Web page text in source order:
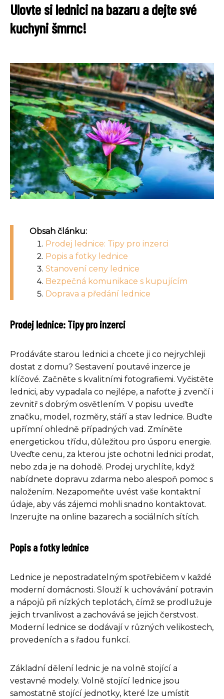
Ulovte si lednici na bazaru a dejte své
kuchyni šmrnc!
Obsah článku:
Prodej lednice: Tipy pro inzerci
Popis a fotky lednice
Stanovení ceny lednice
Bezpečná komunikace s kupujícím
Doprava a předání lednice
Prodej lednice: Tipy pro inzerci
Prodáváte starou lednici a chcete ji co nejrychleji
dostat z domu? Sestavení poutavé inzerce je
klíčové. Začněte s kvalitními fotografiemi. Vyčistěte
lednici, aby vypadala co nejlépe, a nafoťte ji zvenčí i
zevnitř s dobrým osvětlením. V popisu uveďte
značku, model, rozměry, stáří a stav lednice. Buďte
upřímní ohledně případných vad. Zmíněte
energetickou třídu, důležitou pro úsporu energie.
Uveďte cenu, za kterou jste ochotni lednici prodat,
nebo zda je na dohodě. Prodej urychlíte, když
nabídnete dopravu zdarma nebo alespoň pomoc s
naložením. Nezapomeňte uvést vaše kontaktní
údaje, aby vás zájemci mohli snadno kontaktovat.
Inzerujte na online bazarech a sociálních sítích.
Popis a fotky lednice
Lednice je nepostradatelným spotřebičem v každé
moderní domácnosti. Slouží k uchovávání potravin
a nápojů při nízkých teplotách, čímž se prodlužuje
jejich trvanlivost a zachovává se jejich čerstvost.
Moderní lednice se dodávají v různých velikostech,
provedeních a s řadou funkcí.
Základní dělení lednic je na volně stojící a
vestavné modely. Volně stojící lednice jsou
samostatně stojící jednotky, které lze umístit